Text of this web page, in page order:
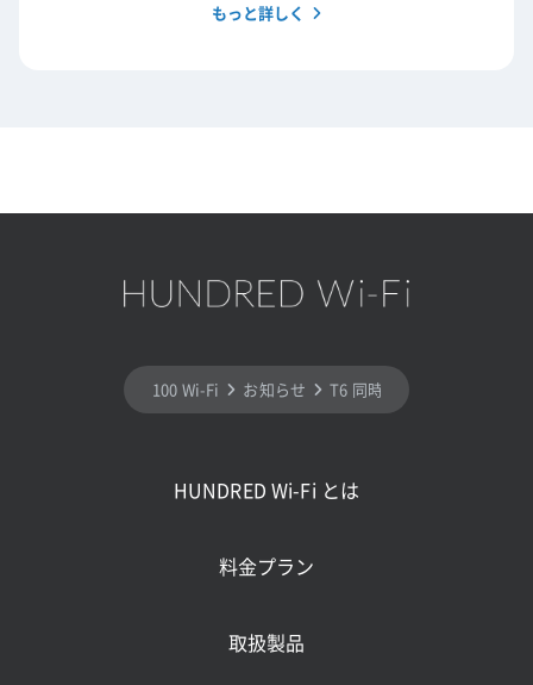
もっと詳しく
100 Wi-Fi お知らせ T6 同時接続台数の増加
HUNDRED Wi-Fi とは
料金プラン
取扱製品